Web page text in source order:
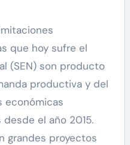
que hoy sufre el
(SEN) son producto
productiva y del
económicas
el año 2015.
grandes proyectos